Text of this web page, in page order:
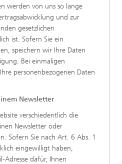
werden von uns so lange
und zur
gesetzlichen
ist. Sofern Sie ein
speichern wir Ihre Daten
Bei einmaligen
personenbezogenen Daten
Newsletter
verschiedentlich die
Newsletter oder
Sofern Sie nach Art. 6 Abs. 1
eingewilligt haben,
Adresse dafür, Ihnen